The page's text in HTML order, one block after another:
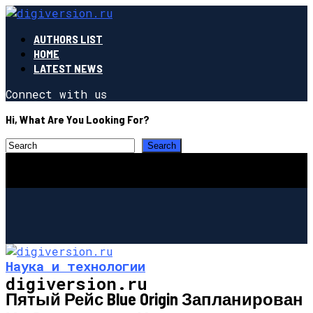
AUTHORS LIST
HOME
LATEST NEWS
Connect with us
Hi, What Are You Looking For?
digiversion.ru
Наука и технологии
Пятый Рейс Blue Origin Запланирован